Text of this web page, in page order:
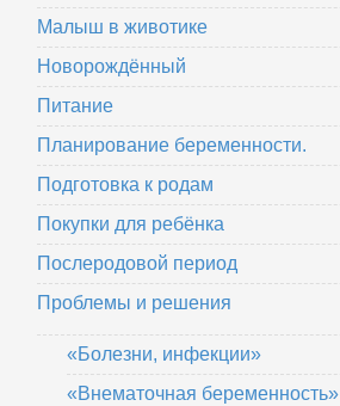
Малыш в животике
Новорождённый
Питание
Планирование беременности.
Подготовка к родам
Покупки для ребёнка
Послеродовой период
Проблемы и решения
«Болезни, инфекции»
«Внематочная беременность»